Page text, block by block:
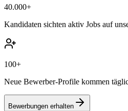
40.000+
Kandidaten sichten aktiv Jobs auf
100+
Neue Bewerber-Profile kommen
Bewerbungen erhalten